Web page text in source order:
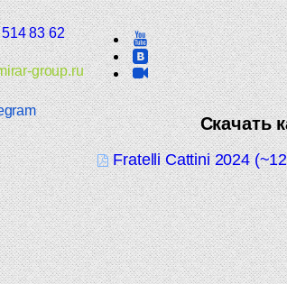
Скачать
Fratelli Cattini 2024
83 62
group.ru